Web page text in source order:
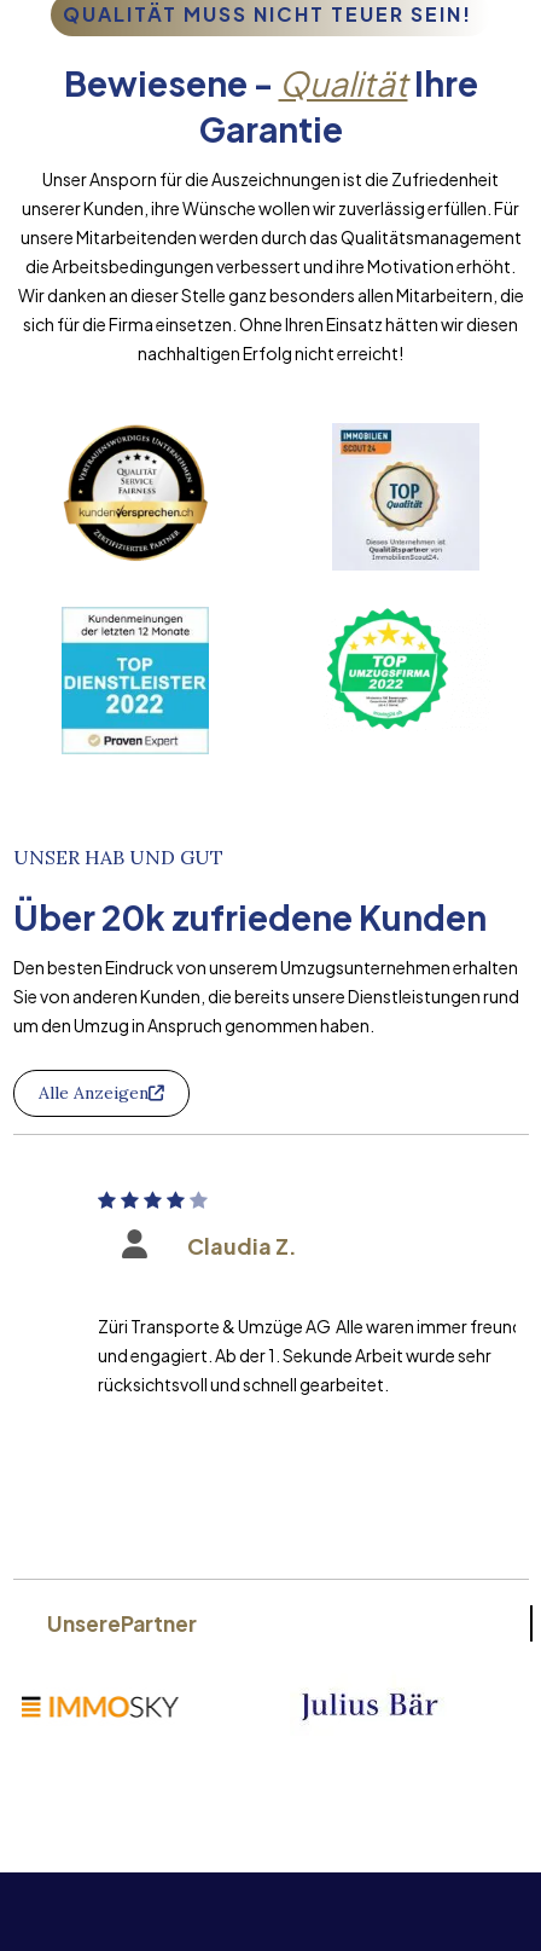
QUALITÄT MUSS NICHT TEUER SEIN!
Bewiesene - QualitätIhre
Garantie
Unser Ansporn für die Auszeichnungen ist die Zufriedenheit
unserer Kunden, ihre Wünsche wollen wir zuverlässig erfüllen. Für
unsere Mitarbeitenden werden durch das Qualitätsmanagement
die Arbeitsbedingungen verbessert und ihre Motivation erhöht.
Wir danken an dieser Stelle ganz besonders allen Mitarbeitern, die
sich für die Firma einsetzen. Ohne Ihren Einsatz hätten wir diesen
nachhaltigen Erfolg nicht erreicht!
UNSER HAB UND GUT
Über20k zufriedene Kunden
Den besten Eindruck von unserem Umzugsunternehmen erhalten
Sie von anderen Kunden, die bereits unsere Dienstleistungen rund
um den Umzug in Anspruch genommen haben.
Alle Anzeigen
Claudia Z.
Züri Transporte & Umzüge AG Alle waren immer freundlich
und engagiert. Ab der 1. Sekunde Arbeit wurde sehr
rücksichtsvoll und schnell gearbeitet.
UnserePartner